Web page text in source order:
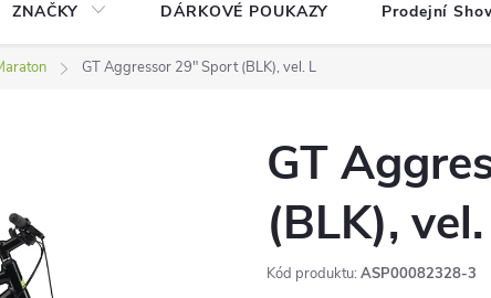
ZNAČKY DÁRKOVÉ POUKAZY Prodejní
GT Aggressor 29" Sport (BLK), vel. L
GT
(BLK),
Kód produktu: ASP00082328-3